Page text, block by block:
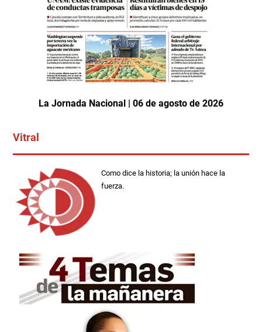
La Jornada Nacional | 06 de agosto de 2026
Vitral
Como dice la historia; la unión hace la
fuerza.